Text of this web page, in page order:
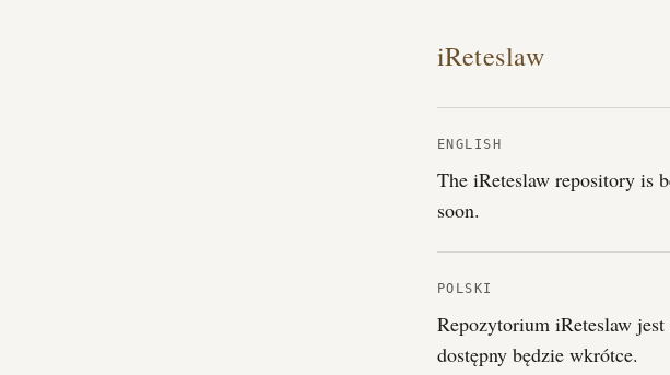
iReteslaw
ENGLISH
The iReteslaw repository is
soon.
POLSKI
Repozytorium iReteslaw
dostępny będzie wkrótce.